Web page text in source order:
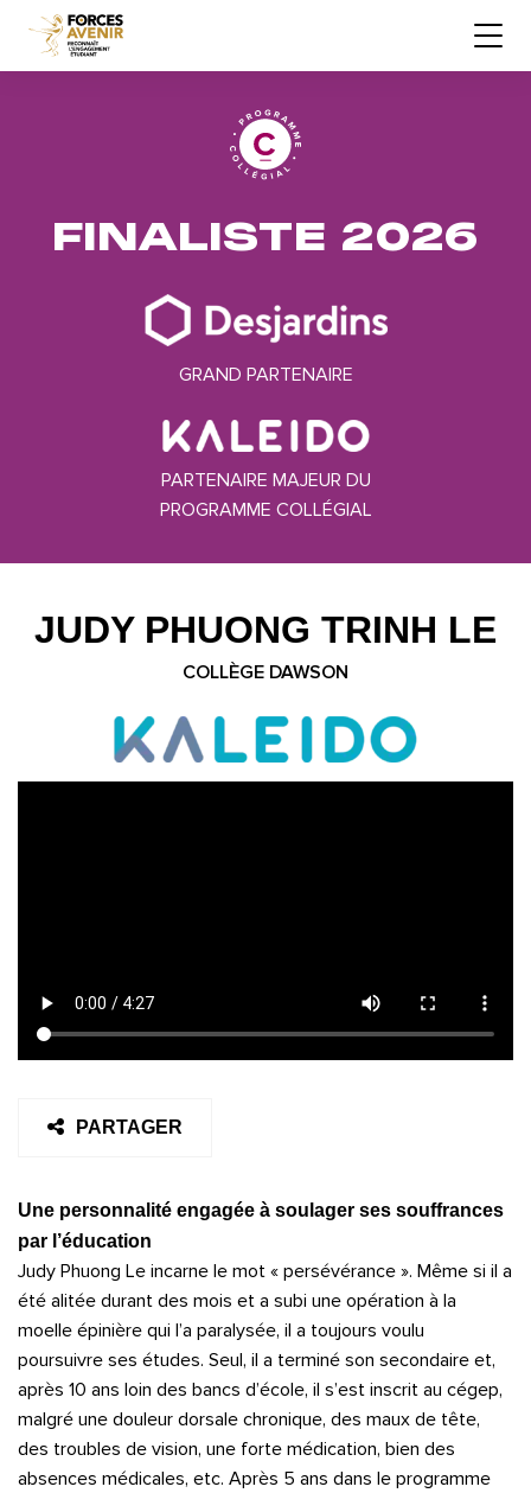
FINALISTE 2026
GRAND PARTENAIRE
PARTENAIRE MAJEUR DU
PROGRAMME COLLÉGIAL
JUDY PHUONG TRINH LE
COLLÈGE DAWSON
PARTAGER
Une personnalité engagée à soulager ses souffrances
par l’éducation
Judy Phuong Le incarne le mot « persévérance ». Même si il a
été alitée durant des mois et a subi une opération à la
moelle épinière qui l’a paralysée, il a toujours voulu
poursuivre ses études. Seul, il a terminé son secondaire et,
après 10 ans loin des bancs d’école, il s’est inscrit au cégep,
malgré une douleur dorsale chronique, des maux de tête,
des troubles de vision, une forte médication, bien des
absences médicales, etc. Après 5 ans dans le programme